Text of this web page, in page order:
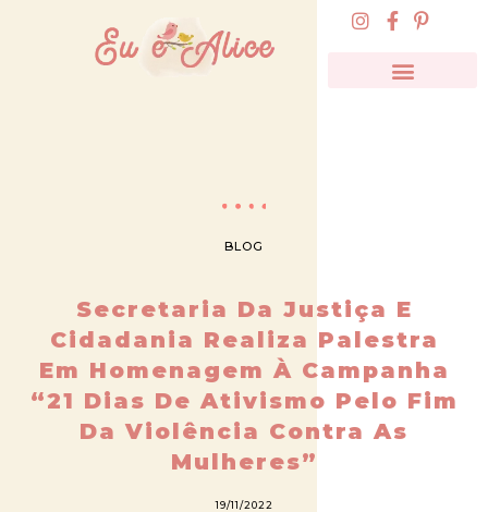
BLOG
Secretaria Da Justiça E
Cidadania Realiza Palestra
Em Homenagem À Campanha
“21 Dias De Ativismo Pelo Fim
Da Violência Contra As
Mulheres”
19/11/2022